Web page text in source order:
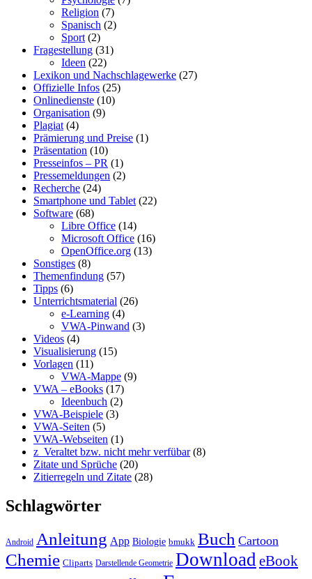
Religion (7)
Spanisch (2)
Sport (2)
Fragestellung (31)
Ideen (22)
Lexikon und Nachschlagewerke (27)
Offizielle Infos (25)
Onlinedienste (10)
Organisation (9)
Plagiat (4)
Prämierung und Preise (1)
Präsentation (10)
Presseinfos – PR (1)
Pressemeldungen (2)
Recherche (24)
Smartphone und Tablet (22)
Software (68)
Libre Office (14)
Microsoft Office (16)
OpenOffice.org (13)
Sonstiges (8)
Themenfindung (57)
Tipps (6)
Unterrichtsmaterial (26)
e-Learning (4)
VWA-Pinwand (3)
Videos (4)
Visualisierung (15)
Vorlagen (11)
VWA-Mappe (9)
VWA – eBooks (17)
Ideenbuch (2)
VWA-Beispiele (3)
VWA-Seiten (5)
VWA-Webseiten (1)
z_Veraltet bzw. nicht mehr verfübar(8)
Zitate und Sprüche (20)
Zitierregeln und Zitate (28)
Schlagwörter
Android Anleitung App Biologie bmukk Buch Cartoon
Chemie Cliparts Darstellende Geometrie DownloadeBook